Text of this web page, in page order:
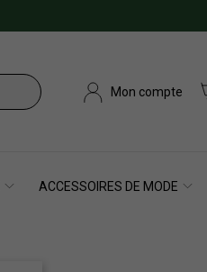
Mon compte
ACCESSOIRES DE MODE